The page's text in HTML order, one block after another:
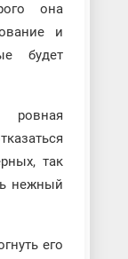
она
и
будет
ровная
так
нежный
его